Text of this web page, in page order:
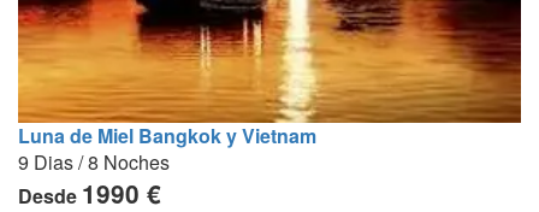
Luna de Miel Bangkok y Vietnam
9 Dias / 8 Noches
Desde 1990 €